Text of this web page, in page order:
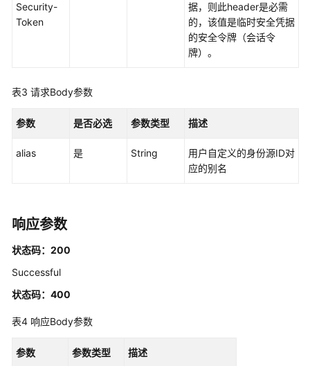
通
在
域
获
身
配
-
Security-
Token
据，则此header是必需
的，该值是临时安全凭据
的安全令牌（会话令
牌）。
表3 请求Body参数
参数 是否必选 参数类型 描述
alias 是 String
用户自定义的身份源ID对
应的别名
响应参数
状态码：200
Successful
状态码：400
表4 响应Body参数
参数 参数类型 描述